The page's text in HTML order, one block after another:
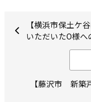
【横浜市保土
いただいたO様
【藤沢市 新築